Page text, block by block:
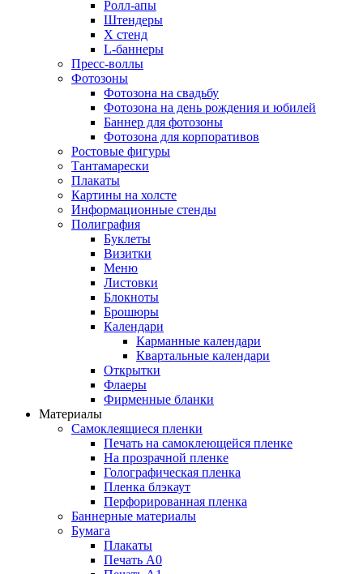
Ролл-апы
Штендеры
Х стенд
L-баннеры
Пресс-воллы
Фотозоны
Фотозона на свадьбу
Фотозона на день рождения и юбилей
Баннер для фотозоны
Фотозона для корпоративов
Ростовые фигуры
Тантамарески
Плакаты
Картины на холсте
Информационные стенды
Полиграфия
Буклеты
Визитки
Меню
Листовки
Блокноты
Брошюры
Календари
Карманные календари
Квартальные календари
Открытки
Флаеры
Фирменные бланки
Материалы
Самоклеящиеся пленки
Печать на самоклеющейся пленке
На прозрачной пленке
Голографическая пленка
Пленка блэкаут
Перфорированная пленка
Баннерные материалы
Бумага
Плакаты
Печать А0